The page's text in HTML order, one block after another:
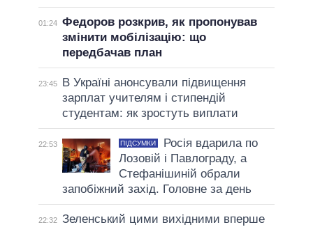
01:24 Федоров розкрив, як пропонував
змінити мобілізацію: що
передбачав план
23:45
В Україні анонсували підвищення
зарплат учителям і стипендій
студентам: як зростуть виплати
22:53 ПІДСУМКИ
Росія вдарила по
Лозовій і Павлограду, а
Стефанішиній обрали
запобіжний захід. Головне за день
22:32 Зеленський цими вихідними вперше